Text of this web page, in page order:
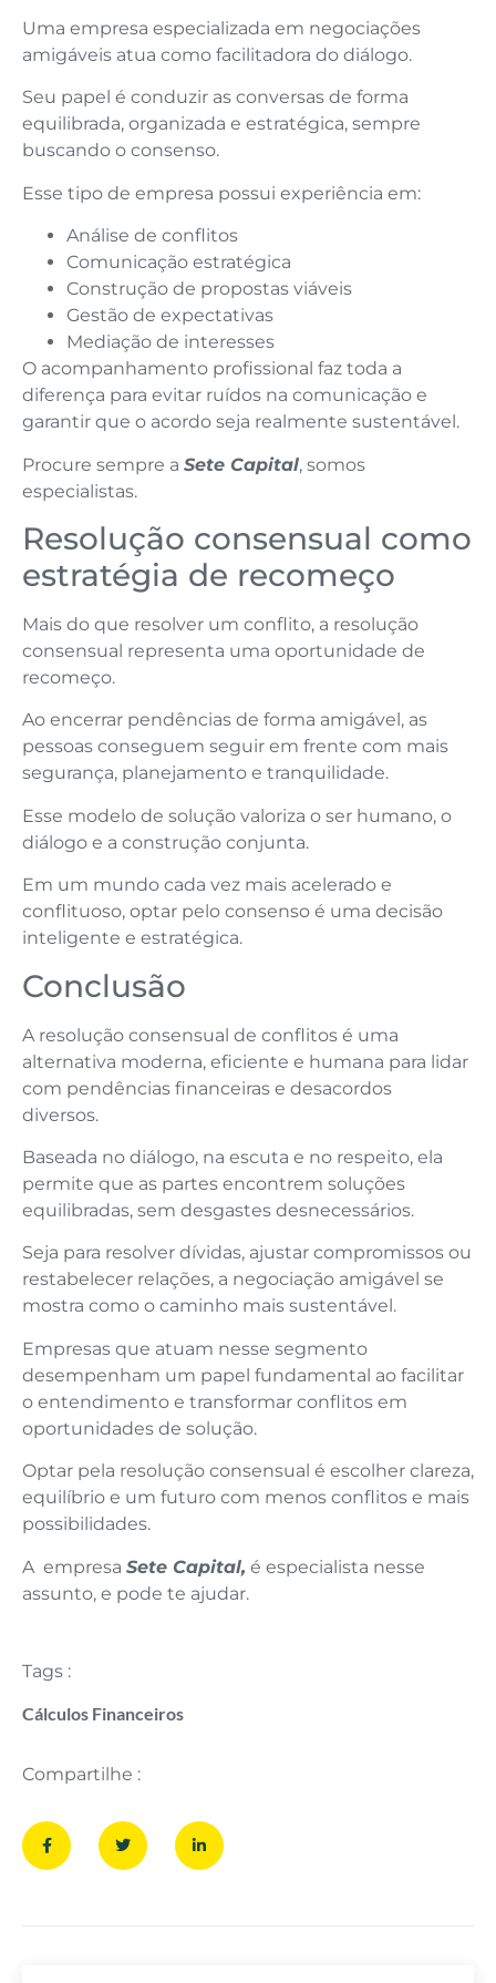
Uma empresa especializada em negociações
amigáveis atua como facilitadora do diálogo.
Seu papel é conduzir as conversas de forma
equilibrada, organizada e estratégica, sempre
buscando o consenso.
Esse tipo de empresa possui experiência em:
Análise de conflitos
Comunicação estratégica
Construção de propostas viáveis
Gestão de expectativas
Mediação de interesses
O acompanhamento profissional faz toda a
diferença para evitar ruídos na comunicação e
garantir que o acordo seja realmente sustentável.
Procure sempre a Sete Capital, somos
especialistas.
Resolução consensual como
estratégia de recomeço
Mais do que resolver um conflito, a resolução
consensual representa uma oportunidade de
recomeço.
Ao encerrar pendências de forma amigável, as
pessoas conseguem seguir em frente com mais
segurança, planejamento e tranquilidade.
Esse modelo de solução valoriza o ser humano, o
diálogo e a construção conjunta.
Em um mundo cada vez mais acelerado e
conflituoso, optar pelo consenso é uma decisão
inteligente e estratégica.
Conclusão
A resolução consensual de conflitos é uma
alternativa moderna, eficiente e humana para lidar
com pendências financeiras e desacordos
diversos.
Baseada no diálogo, na escuta e no respeito, ela
permite que as partes encontrem soluções
equilibradas, sem desgastes desnecessários.
Seja para resolver dívidas, ajustar compromissos ou
restabelecer relações, a negociação amigável se
mostra como o caminho mais sustentável.
Empresas que atuam nesse segmento
desempenham um papel fundamental ao facilitar
o entendimento e transformar conflitos em
oportunidades de solução.
Optar pela resolução consensual é escolher clareza,
equilíbrio e um futuro com menos conflitos e mais
possibilidades.
A empresa Sete Capital, é especialista nesse
assunto, e pode te ajudar.
Tags :
Cálculos Financeiros
Compartilhe :